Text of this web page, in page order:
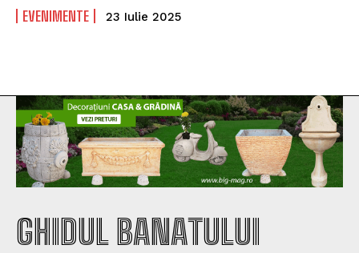
EVENIMENTE 23 Iulie 2025
GHIDUL BANATULUI